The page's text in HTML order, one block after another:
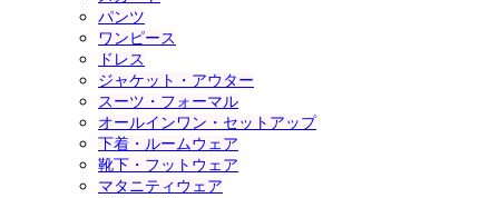
パンツ
ワンピース
ドレス
ジャケット・アウター
スーツ・フォーマル
オールインワン・セットアップ
下着・ルームウェア
靴下・フットウェア
マタニティウェア